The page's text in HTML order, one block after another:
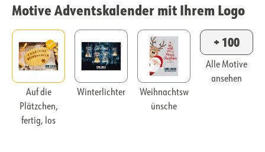
Motive Adventskalender mit Ihrem Logo
Auf die
Plätzchen,
fertig, los
Winterlichter
Weihnachtsw
ünsche
+ 100
Alle Motive
ansehen